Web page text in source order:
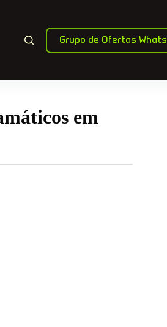
Grupo de Ofertas Whats
em